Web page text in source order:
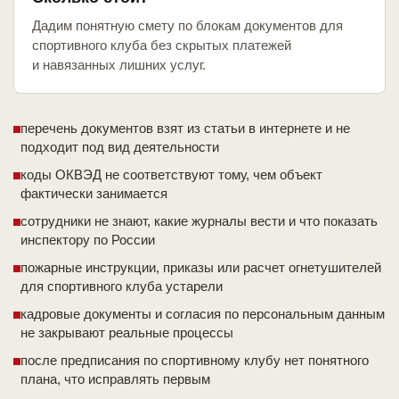
Дадим понятную смету по блокам документов для
спортивного клуба без скрытых платежей
и навязанных лишних услуг.
перечень документов взят из статьи в интернете и не
подходит под вид деятельности
коды ОКВЭД не соответствуют тому, чем объект
фактически занимается
сотрудники не знают, какие журналы вести и что показать
инспектору по России
пожарные инструкции, приказы или расчет огнетушителей
для спортивного клуба устарели
кадровые документы и согласия по персональным данным
не закрывают реальные процессы
после предписания по спортивному клубу нет понятного
плана, что исправлять первым